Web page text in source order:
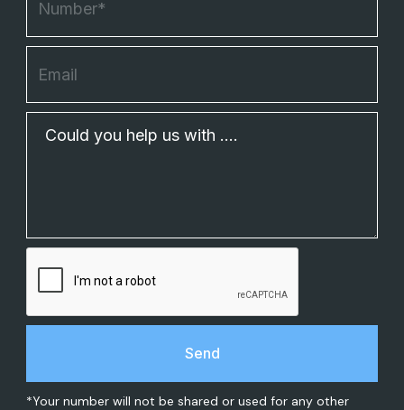
*Your number will not be shared or used for any other